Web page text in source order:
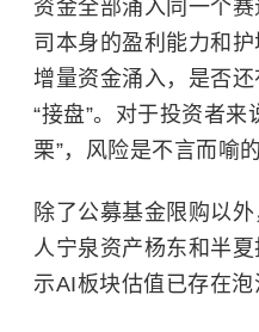
资金全部涌入同一个
司本身的盈利能力和
增量资金涌入，是否
“接盘”。对于投资者来
栗”，风险是不言而喻的
除了公募基金限购以
人宁泉资产杨东和半
示AI板块估值已存在泡